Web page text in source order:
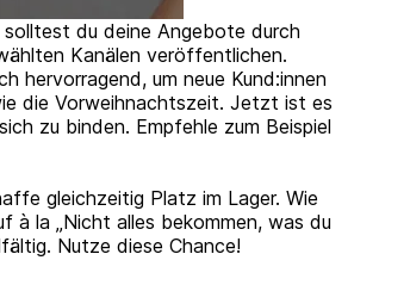
du deine Angebote durch
Kanälen veröffentlichen.
hervorragend, um neue Kund:innen
die Vorweihnachtszeit. Jetzt ist es
zu binden. Empfehle zum Beispiel
gleichzeitig Platz im Lager. Wie
à la „Nicht alles bekommen, was du
Nutze diese Chance!